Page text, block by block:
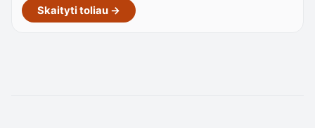
Skaityti toliau →